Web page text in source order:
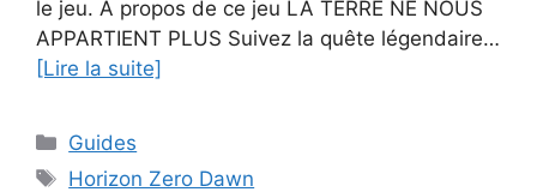
le jeu. À propos de ce jeu LA TERRE NE NOUS
APPARTIENT PLUS Suivez la quête légendaire…
[Lire la suite]
Catégories
Guides
Étiquettes
Horizon Zero Dawn